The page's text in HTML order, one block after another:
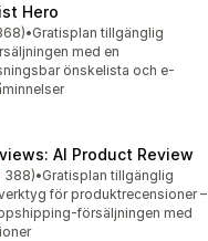
Hero
stjärnor
totalt
•Gratisplan tillgänglig
med en
önskelista och e-
AI Product Review
stjärnor
388) totalt
•Gratisplan tillgänglig
för produktrecensioner –
försäljningen med